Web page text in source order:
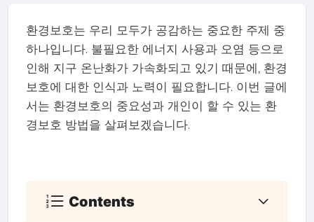
환경보호는 우리 모두가 공감하는 중요한 주제 중
하나입니다. 불필요한 에너지 사용과 오염 등으로
인해 지구 온난화가 가속화되고 있기 때문에, 환경
보호에 대한 인식과 노력이 필요합니다. 이번 글에
서는 환경보호의 중요성과 개인이 할 수 있는 환
경보호 방법을 살펴보겠습니다.
Contents